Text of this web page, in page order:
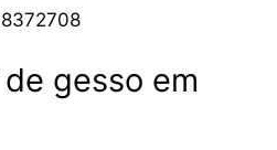
gesso em